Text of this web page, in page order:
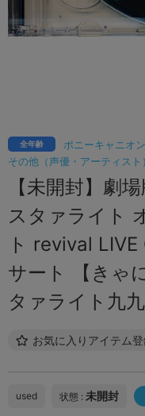
ポニーキャニオン
その他（声優・アーティスト）
全年齢
【未開封】劇
スタァライト
ト revival
サート 【きゃ
タァライト九
お気に入りアイテム
used 状態 : 未開封